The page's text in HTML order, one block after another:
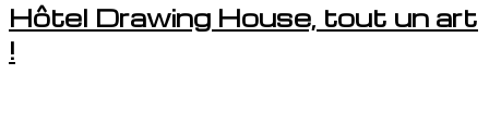
Hôtel Drawing House, tout un art
!